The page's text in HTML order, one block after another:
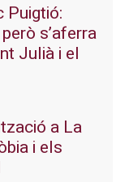
Puigtió:
s’aferra
Julià i el
a La
i els